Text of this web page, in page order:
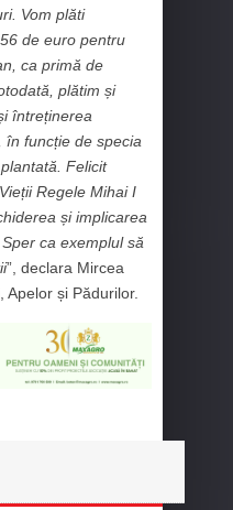
Vom plăti
de euro pentru
ca primă de
plătim și
întreținerea
în funcție de specia
Felicit
Regele Mihai I
și implicarea
ca exemplul să
”, declara Mircea
și Pădurilor.